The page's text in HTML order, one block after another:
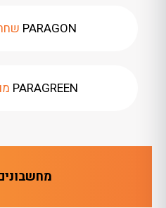
PARAGON
PARAGREEN